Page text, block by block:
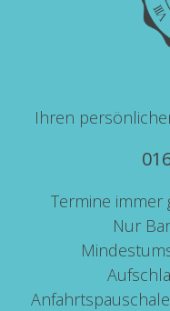
Ihren
Termine immer
Nur